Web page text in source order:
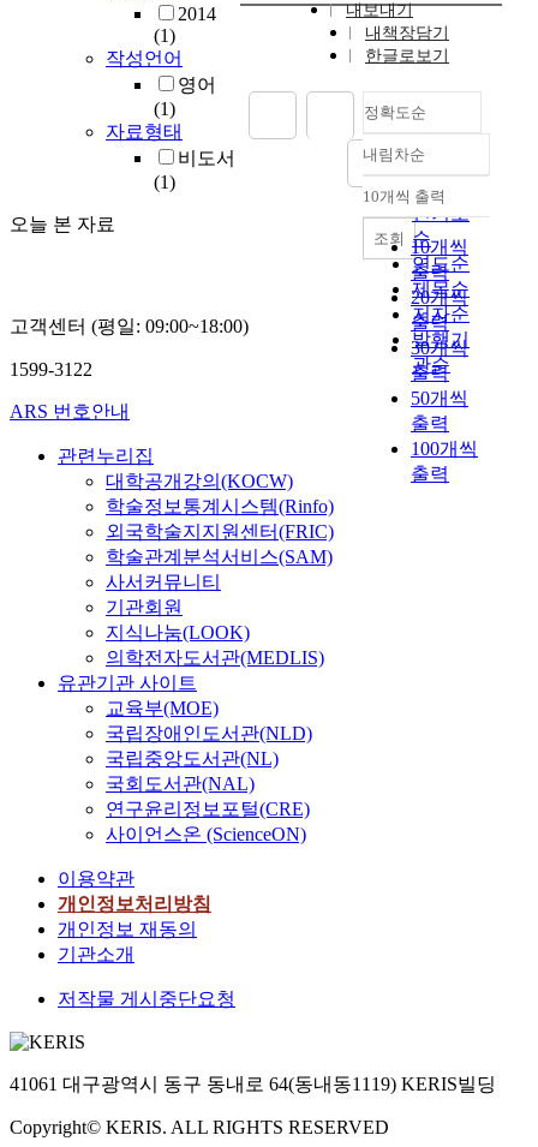
2014
(1)
작성언어
영어
(1)
자료형태
비도서
(1)
오늘 본 자료
내보내기
내책장담기
한글로보기
정확도순
정확도
순
인기도
순
연도순
제목순
저자순
발행기
관순
내림차순
내림차순
10개씩 출력
10개씩
출력
20개씩
출력
30개씩
출력
50개씩
출력
100개씩
출력
조회
고객센터 (평일: 09:00~18:00)
1599-3122
ARS 번호안내
관련누리집
대학공개강의(KOCW)
학술정보통계시스템(Rinfo)
외국학술지지원센터(FRIC)
학술관계분석서비스(SAM)
사서커뮤니티
기관회원
지식나눔(LOOK)
의학전자도서관(MEDLIS)
유관기관 사이트
교육부(MOE)
국립장애인도서관(NLD)
국립중앙도서관(NL)
국회도서관(NAL)
연구윤리정보포털(CRE)
사이언스온 (ScienceON)
이용약관
개인정보처리방침
개인정보 재동의
기관소개
저작물 게시중단요청
41061 대구광역시 동구 동내로 64(동내동1119) KERIS빌딩
Copyright© KERIS. ALL RIGHTS RESERVED